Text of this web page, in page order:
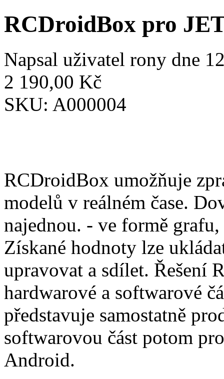
RCDroidBox pro
Napsal uživatel rony dne
2 190,00 Kč
SKU: A000004
RCDroidBox umožňuje
modelů v reálném čase.
najednou. - ve formě
Získané hodnoty lze
upravovat a sdílet. Řešení
hardwarové a softwarové
představuje samostatně
softwarovou část potom
Android.